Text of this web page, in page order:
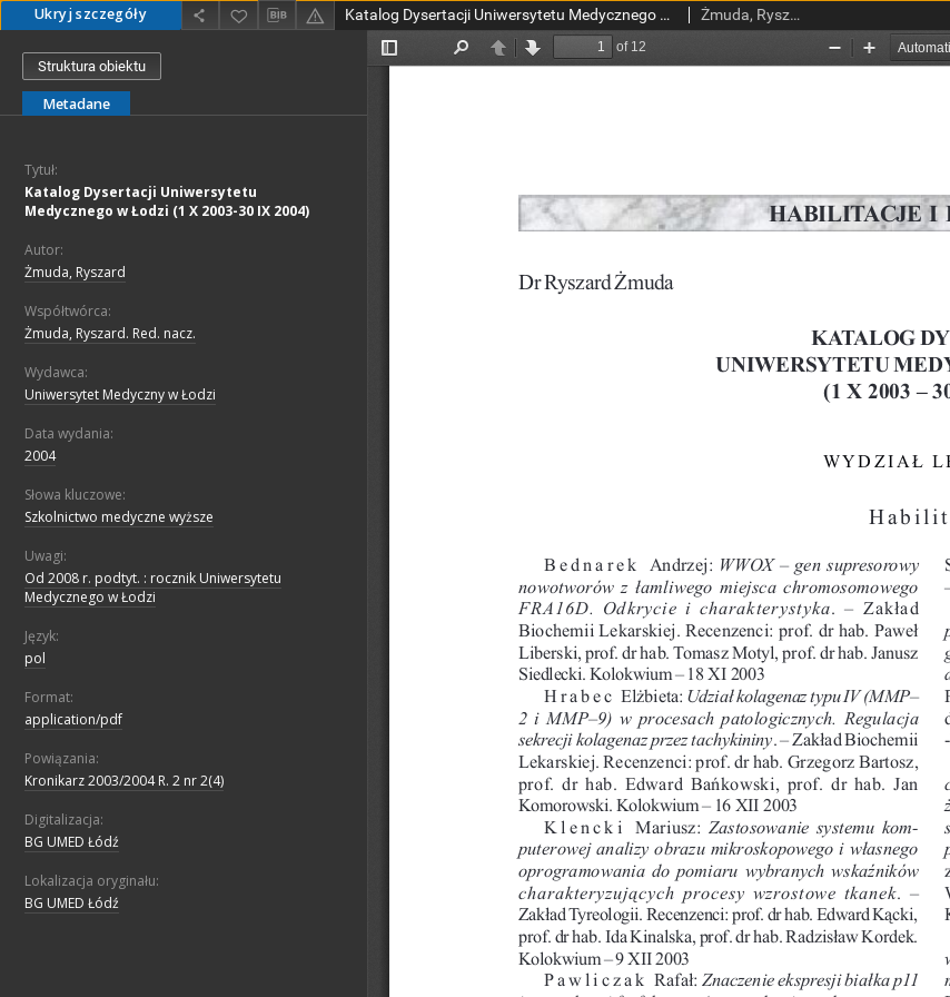
Ukryj szczegóły Katalog Dysertacji Uniwersytetu Medycznego w Łodzi (1 X 2003-30 IX 2004) Żmuda, Ryszard
Struktura obiektu
Metadane
Tytuł:
Katalog Dysertacji Uniwersytetu
Medycznego w Łodzi (1 X 2003-30 IX 2004)
Autor:
Żmuda, Ryszard
Współtwórca:
Żmuda, Ryszard. Red. nacz.
Wydawca:
Uniwersytet Medyczny w Łodzi
Data wydania:
2004
Słowa kluczowe:
Szkolnictwo medyczne wyższe
Uwagi:
Od 2008 r. podtyt. : rocznik Uniwersytetu
Medycznego w Łodzi
Język:
pol
Format:
application/pdf
Powiązania:
Kronikarz 2003/2004 R. 2 nr 2(4)
Digitalizacja:
BG UMED Łódź
Lokalizacja oryginału:
BG UMED Łódź